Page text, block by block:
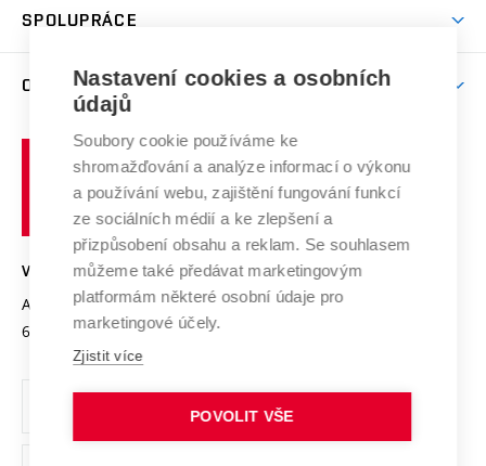
Celoživotní vzdělávání
E-přihláška
Harmonogram akademického roku
Závěrečné práce
Doktorské studium
Zpracování osobních údajů studentů
Sociální bezpečí
Studium bez bariér
Podpora podnikání
Mezinárodní vědecká rada
Systém zajišťování kvality výzkumu
Výzkumné infrastruktury
Transfer znalostí
Open Science
Projekty
Projekty ze strukturálních fondů
Specifický výzkum
SPOLUPRÁCE
Firemní spolupráce
Zahraniční spolupráce
Spolupráce se školami
Mezinárodní dohody
Univerzitní sítě
O UNIVERZITĚ
Profil univerzity
Udržitelná univerzita
Podnikavá univerzita / ContriBUTe
Bezpečná univerzita
Vyznamenání
Organizační struktura
Ochrana osobních údajů
učení
technické
Brně
VYSOKÉ UČENÍ TECHNICKÉ V BRNĚ
Antonínská 548/1
602 00 Brno
www.vut.cz
vut@vutbr.cz
Nastavení cookies a osobních
údajů
Soubory cookie používáme ke
shromažďování a analýze informací o výkonu
a používání webu, zajištění fungování funkcí
ze sociálních médií a ke zlepšení a
přizpůsobení obsahu a reklam. Se souhlasem
můžeme také předávat marketingovým
platformám některé osobní údaje pro
marketingové účely.
Zjistit více
POVOLIT VŠE